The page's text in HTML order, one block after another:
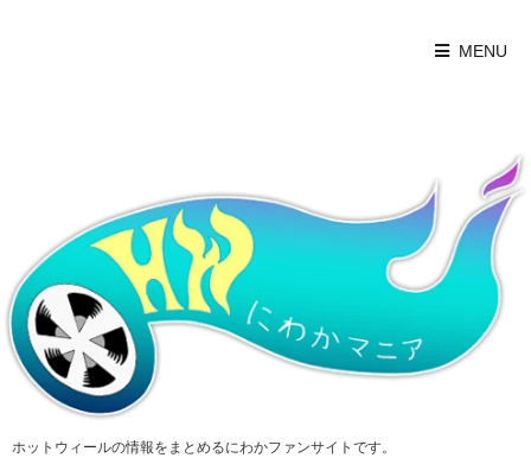
MENU
ホットウィールの情報をまとめるにわかファンサイトです。